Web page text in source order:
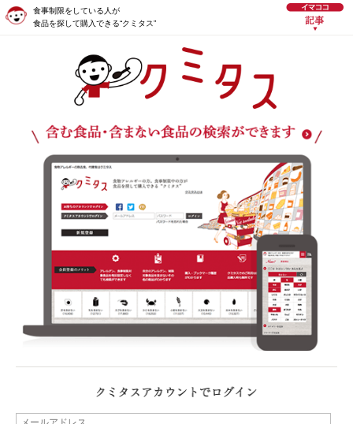
食事制限をしている人が
食品を探して購入できる“クミタス”